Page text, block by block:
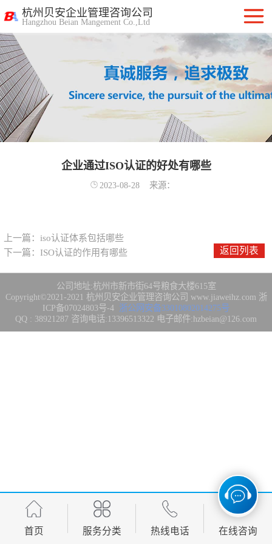
杭州贝安企业管理咨询公司
Hangzhou Beian Mangement Co.,Ltd
企业通过ISO认证的好处有哪些
2023-08-28 来源：
上一篇： iso认证体系包括哪些
下一篇： ISO认证的作用有哪些 返回列表
公司地址:杭州市新市街64号粮食大楼615室
Copyright©2021-2021 杭州贝安企业管理咨询公司 www.jiaweihz.com 浙
ICP备07024803号-4 浙公网安备33010802014275号
QQ : 38921287 咨询电话:13396513322 电子邮件:hzbeian@126.com
首页 服务分类 热线电话 在线咨询
ISO9001质量管
理体系认证
ISO14001环境管
理体系认证
OHSAS18001职
业健康安全管理
ISO27001信息安
务标准咨询服务
计算机信息系统
集成3/4/5级
IATF16949管理